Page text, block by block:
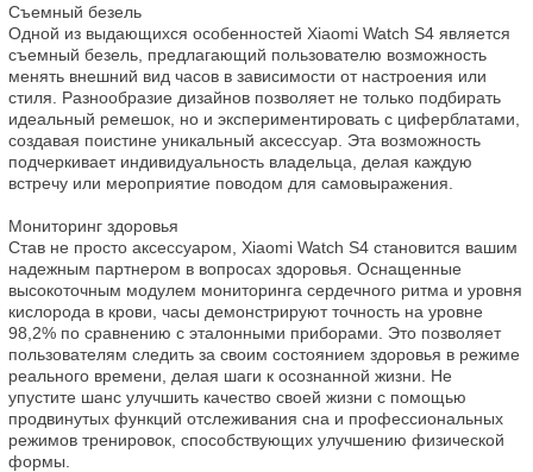
Съемный безель
Одной из выдающихся особенностей Xiaomi Watch S4 является
съемный безель, предлагающий пользователю возможность
менять внешний вид часов в зависимости от настроения или
стиля. Разнообразие дизайнов позволяет не только подбирать
идеальный ремешок, но и экспериментировать с циферблатами,
создавая поистине уникальный аксессуар. Эта возможность
подчеркивает индивидуальность владельца, делая каждую
встречу или мероприятие поводом для самовыражения.
Мониторинг здоровья
Став не просто аксессуаром, Xiaomi Watch S4 становится вашим
надежным партнером в вопросах здоровья. Оснащенные
высокоточным модулем мониторинга сердечного ритма и уровня
кислорода в крови, часы демонстрируют точность на уровне
98,2% по сравнению с эталонными приборами. Это позволяет
пользователям следить за своим состоянием здоровья в режиме
реального времени, делая шаги к осознанной жизни. Не
упустите шанс улучшить качество своей жизни с помощью
продвинутых функций отслеживания сна и профессиональных
режимов тренировок, способствующих улучшению физической
формы.